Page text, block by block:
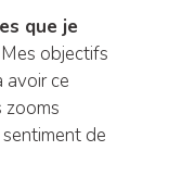
que je
Mes objectifs
avoir ce
zooms
de